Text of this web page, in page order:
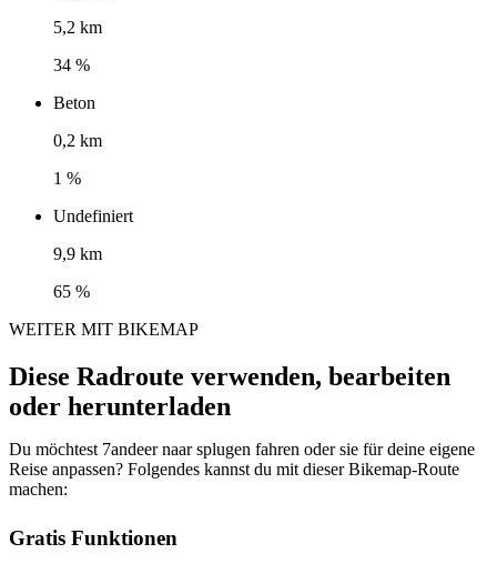
5,2 km
34 %
Beton
0,2 km
1 %
Undefiniert
9,9 km
65 %
WEITER MIT BIKEMAP
Diese Radroute verwenden, bearbeiten
oder herunterladen
Du möchtest 7andeer naar splugen fahren oder sie für deine eigene
Reise anpassen? Folgendes kannst du mit dieser Bikemap-Route
machen:
Gratis Funktionen